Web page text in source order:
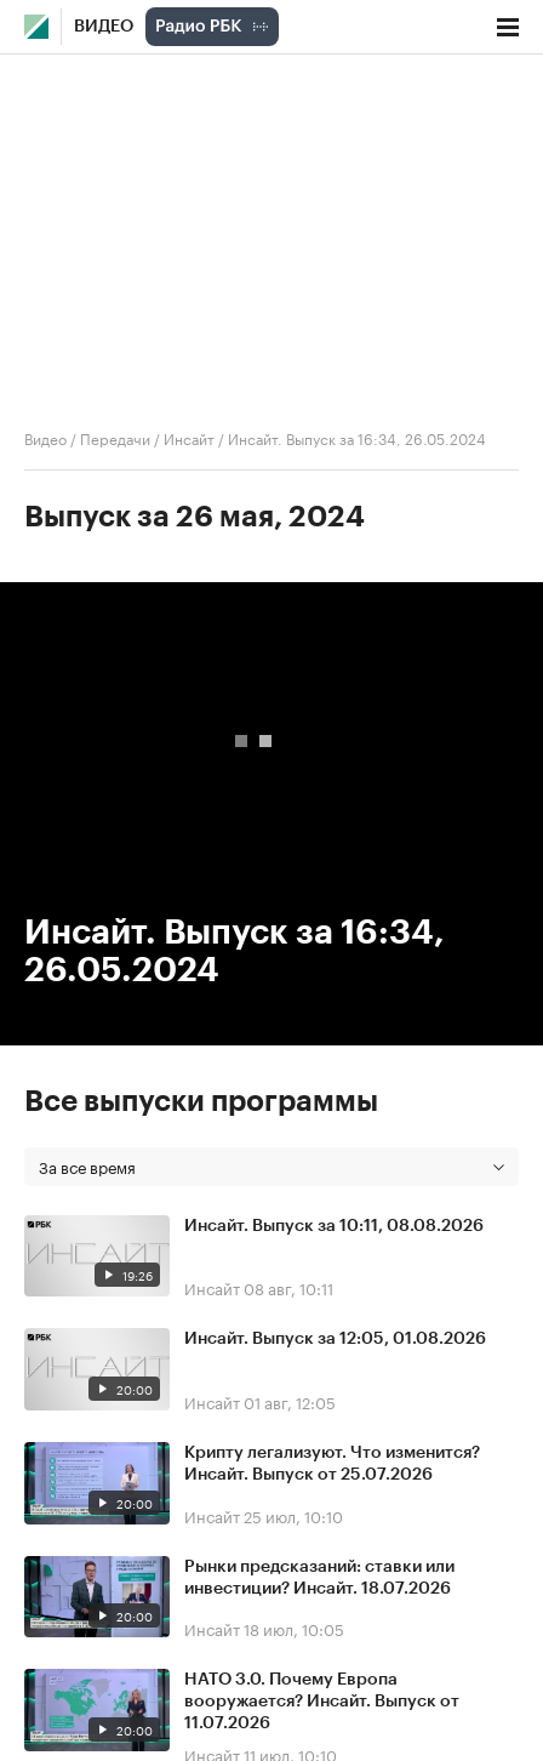
ВИДЕО
Видео / Передачи / Инсайт / Инсайт. Выпуск за 16:34, 26.05.2024
Выпуск за 26 мая, 2024
Инсайт. Выпуск за 16:34,
26.05.2024
Все выпуски программы
За все время
19:26
Инсайт. Выпуск за 10:11, 08.08.2026
Инсайт 08 авг, 10:11
20:00
Инсайт. Выпуск за 12:05, 01.08.2026
Инсайт 01 авг, 12:05
20:00
Крипту легализуют. Что изменится?
Инсайт. Выпуск от 25.07.2026
Инсайт 25 июл, 10:10
20:00
Рынки предсказаний: ставки или
инвестиции? Инсайт. 18.07.2026
Инсайт18 июл, 10:05
20:00
НАТО 3.0. Почему Европа
вооружается? Инсайт. Выпуск от
11.07.2026
Инсайт11 июл, 10:10